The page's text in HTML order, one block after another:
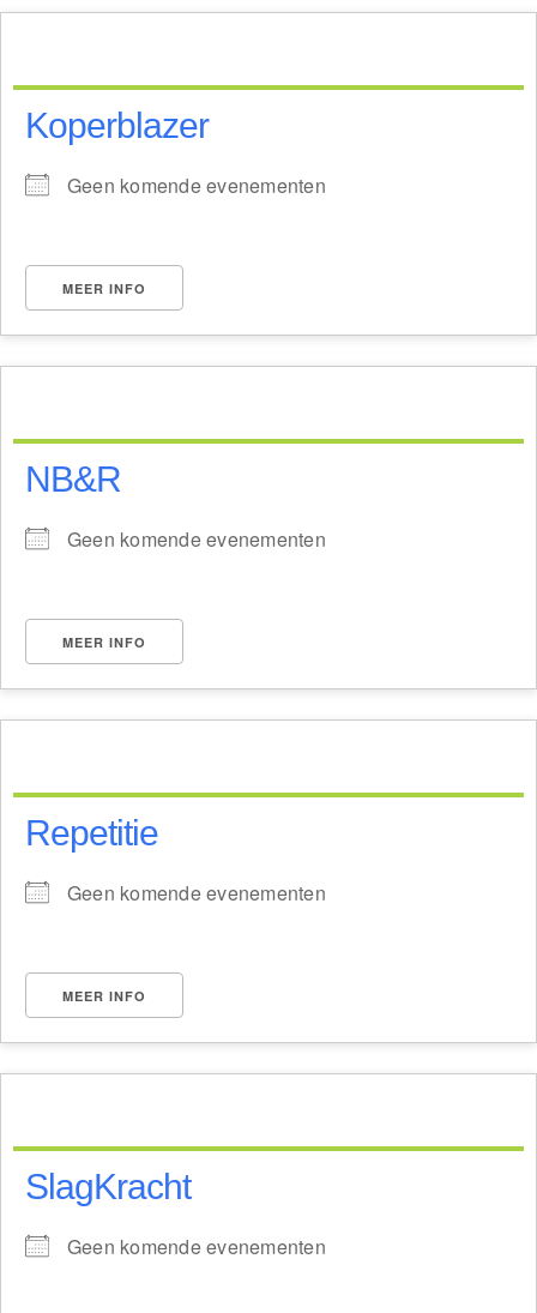
Koperblazer
Geen komende evenementen
MEER INFO
NB&R
Geen komende evenementen
MEER INFO
Repetitie
Geen komende evenementen
MEER INFO
SlagKracht
Geen komende evenementen